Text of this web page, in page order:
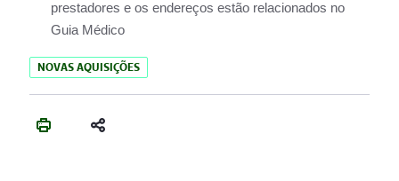
prestadores e os endereços estão relacionados no
Guia Médico
NOVAS AQUISIÇÕES